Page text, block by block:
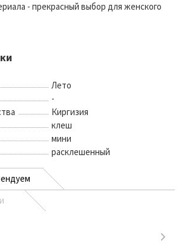
- прекрасный выбор для женского
Лето
-
Киргизия
клеш
мини
расклешенный